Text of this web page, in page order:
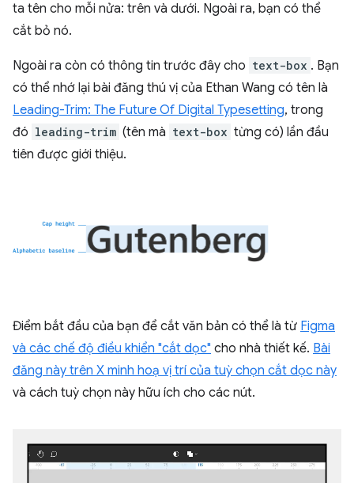
ta tên cho mỗi nửa: trên và dưới. Ngoài ra, bạn có thể
cắt bỏ nó.
Ngoài ra còn có thông tin trước đây cho text-box . Bạn
có thể nhớ lại bài đăng thú vị của Ethan Wang có tên là
Leading-Trim: The Future Of Digital Typesetting, trong
đó leading-trim (tên mà text-box từng có) lần đầu
tiên được giới thiệu.
Điểm bắt đầu của bạn để cắt văn bản có thể là từ Figma
và các chế độ điều khiển "cắt dọc" cho nhà thiết kế. Bài
đăng này trên X minh hoạ vị trí của tuỳ chọn cắt dọc này
và cách tuỳ chọn này hữu ích cho các nút.